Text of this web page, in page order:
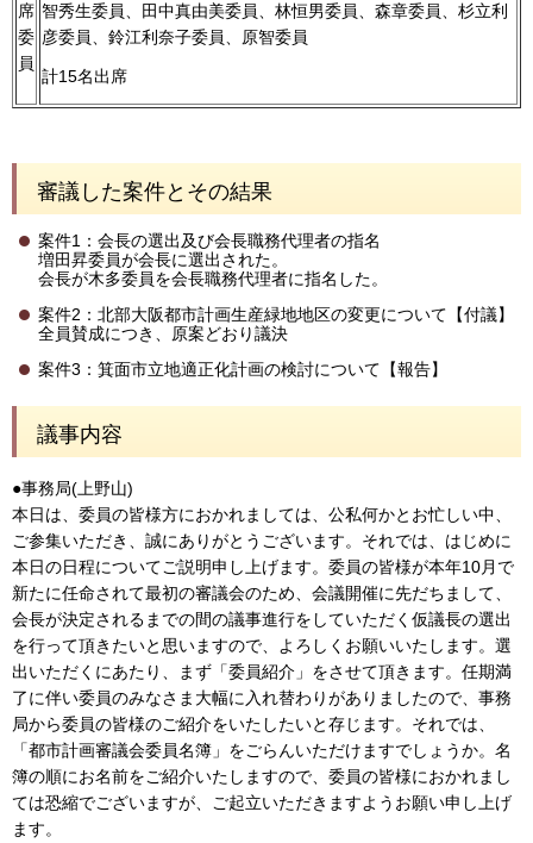
席
委
員
智秀生委員、田中真由美委員、林恒男委員、森章委員、杉立利
彦委員、鈴江利奈子委員、原智委員
計15名出席
審議した案件とその結果
案件1：会長の選出及び会長職務代理者の指名
増田昇委員が会長に選出された。
会長が木多委員を会長職務代理者に指名した。
案件2：北部大阪都市計画生産緑地地区の変更について【付議】
全員賛成につき、原案どおり議決
案件3：箕面市立地適正化計画の検討について【報告】
議事内容
●事務局(上野山)
本日は、委員の皆様方におかれましては、公私何かとお忙しい中、
ご参集いただき、誠にありがとうございます。それでは、はじめに
本日の日程についてご説明申し上げます。委員の皆様が本年10月で
新たに任命されて最初の審議会のため、会議開催に先だちまして、
会長が決定されるまでの間の議事進行をしていただく仮議長の選出
を行って頂きたいと思いますので、よろしくお願いいたします。選
出いただくにあたり、まず「委員紹介」をさせて頂きます。任期満
了に伴い委員のみなさま大幅に入れ替わりがありましたので、事務
局から委員の皆様のご紹介をいたしたいと存じます。それでは、
「都市計画審議会委員名簿」をごらんいただけますでしょうか。名
簿の順にお名前をご紹介いたしますので、委員の皆様におかれまし
ては恐縮でございますが、ご起立いただきますようお願い申し上げ
ます。